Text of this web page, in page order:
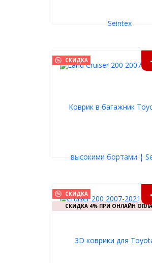
СКИДКА
СКИДКА
СКИДКА 4% ПРИ ОНЛАЙН